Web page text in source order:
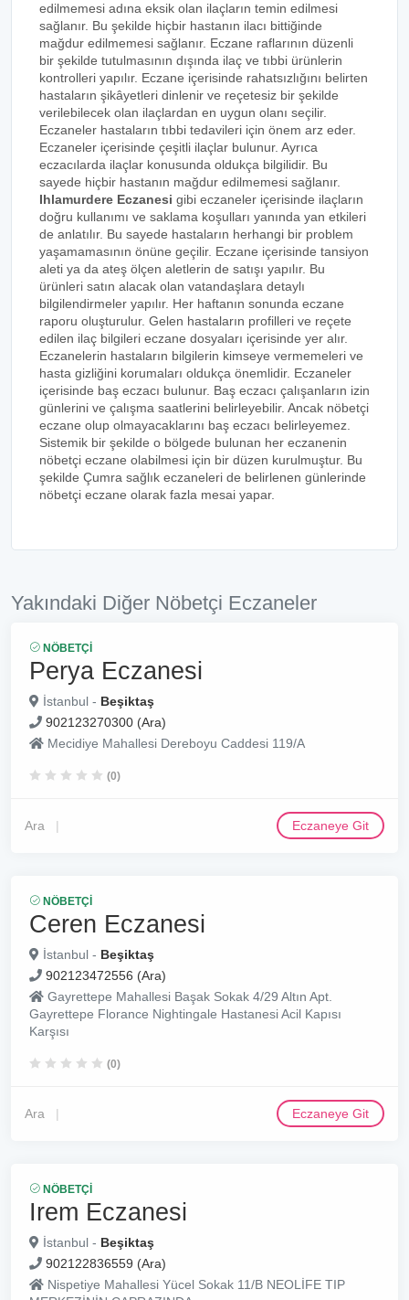
edilmemesi adına eksik olan ilaçların temin edilmesi
sağlanır. Bu şekilde hiçbir hastanın ilacı bittiğinde
mağdur edilmemesi sağlanır. Eczane raflarının düzenli
bir şekilde tutulmasının dışında ilaç ve tıbbi ürünlerin
kontrolleri yapılır. Eczane içerisinde rahatsızlığını belirten
hastaların şikâyetleri dinlenir ve reçetesiz bir şekilde
verilebilecek olan ilaçlardan en uygun olanı seçilir.
Eczaneler hastaların tıbbi tedavileri için önem arz eder.
Eczaneler içerisinde çeşitli ilaçlar bulunur. Ayrıca
eczacılarda ilaçlar konusunda oldukça bilgilidir. Bu
sayede hiçbir hastanın mağdur edilmemesi sağlanır.
Ihlamurdere Eczanesi gibi eczaneler içerisinde ilaçların
doğru kullanımı ve saklama koşulları yanında yan etkileri
de anlatılır. Bu sayede hastaların herhangi bir problem
yaşamamasının önüne geçilir. Eczane içerisinde tansiyon
aleti ya da ateş ölçen aletlerin de satışı yapılır. Bu
ürünleri satın alacak olan vatandaşlara detaylı
bilgilendirmeler yapılır. Her haftanın sonunda eczane
raporu oluşturulur. Gelen hastaların profilleri ve reçete
edilen ilaç bilgileri eczane dosyaları içerisinde yer alır.
Eczanelerin hastaların bilgilerin kimseye vermemeleri ve
hasta gizliğini korumaları oldukça önemlidir. Eczaneler
içerisinde baş eczacı bulunur. Baş eczacı çalışanların izin
günlerini ve çalışma saatlerini belirleyebilir. Ancak nöbetçi
eczane olup olmayacaklarını baş eczacı belirleyemez.
Sistemik bir şekilde o bölgede bulunan her eczanenin
nöbetçi eczane olabilmesi için bir düzen kurulmuştur. Bu
şekilde Çumra sağlık eczaneleri de belirlenen günlerinde
nöbetçi eczane olarak fazla mesai yapar.
Yakındaki Diğer Nöbetçi Eczaneler
NÖBETÇI
Perya Eczanesi
İstanbul - Beşiktaş
902123270300 (Ara)
Mecidiye Mahallesi Dereboyu Caddesi 119/A
(0)
Ara Eczaneye Git
NÖBETÇI
Ceren Eczanesi
İstanbul - Beşiktaş
902123472556 (Ara)
Gayrettepe Mahallesi Başak Sokak 4/29 Altın Apt.
Gayrettepe Florance Nightingale Hastanesi Acil Kapısı
Karşısı
(0)
Ara Eczaneye Git
NÖBETÇI
Irem Eczanesi
İstanbul - Beşiktaş
902122836559 (Ara)
Nispetiye Mahallesi Yücel Sokak 11/B NEOLİFE TIP